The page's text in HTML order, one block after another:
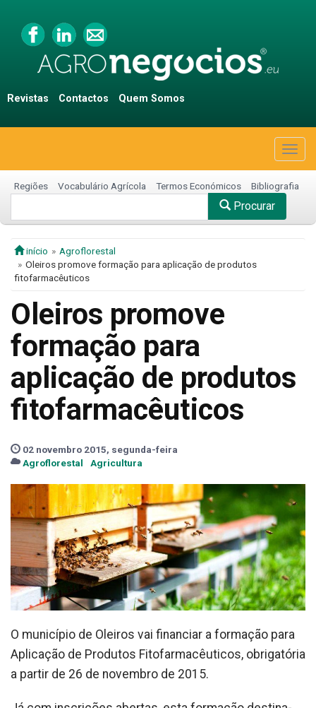
Revistas Contactos Quem Somos
Regiões Vocabulário Agrícola Termos Económicos Bibliografia
Procurar
início
Agroflorestal
Oleiros promove formação para aplicação de produtos
fitofarmacêuticos
Oleiros promove
formação para
aplicação de produtos
fitofarmacêuticos
02 novembro 2015, segunda-feira
Agroflorestal
Agricultura
O município de Oleiros vai financiar a formação para
Aplicação de Produtos Fitofarmacêuticos, obrigatória
a partir de 26 de novembro de 2015.